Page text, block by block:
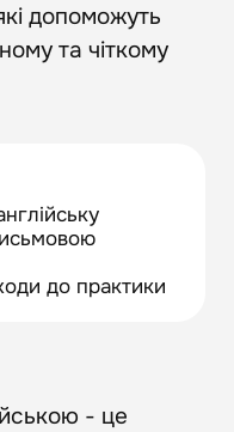
допоможуть
та чіткому
до практики
- це